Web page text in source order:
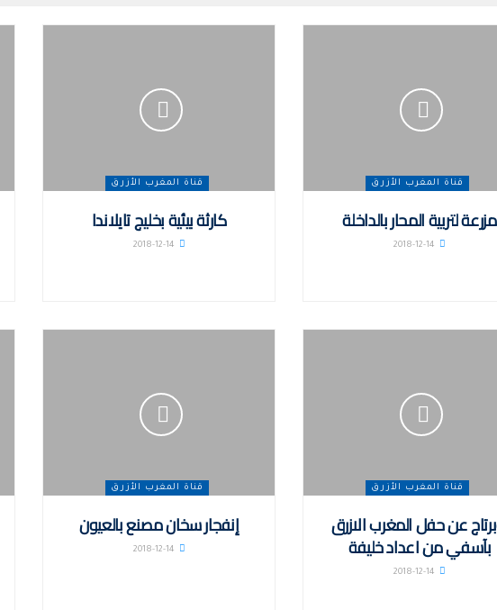
قناة المغرب الأزرق
مزرعة لتربية المحار بالداخلة
قناة المغرب الأزرق
كارثة بيئية بخليج تايلاندا
قناة المغرب الأزرق
عن حفل المغرب الازرق
بآسفي من اعداد خليفة
قناة المغرب الأزرق
إنفجار سخان مصنع بالعيون